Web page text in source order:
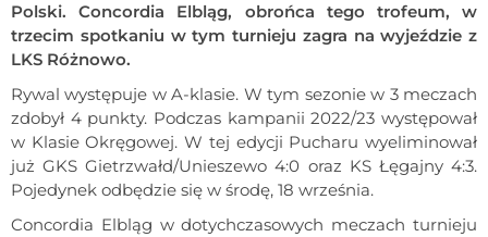
Polski. Concordia Elbląg, obrońca tego trofeum, w
trzecim spotkaniu w tym turnieju zagra na wyjeździe z
LKS Różnowo.
Rywal występuje w A-klasie. W tym sezonie w 3 meczach
zdobył 4 punkty. Podczas kampanii 2022/23 występował
w Klasie Okręgowej. W tej edycji Pucharu wyeliminował
już GKS Gietrzwałd/Unieszewo 4:0 oraz KS Łęgajny 4:3.
Pojedynek odbędzie się w środę, 18 września.
Concordia Elbląg w dotychczasowych meczach turnieju